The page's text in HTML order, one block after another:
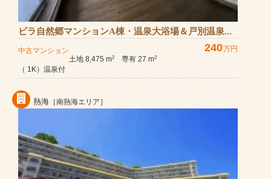
ビラ自然郷マンションA棟・温泉大浴場＆戸別温泉...
中古マンション 240万円
土地 8,475 m2 専有 27 m2
（ 1K）温泉付
熱海 ［南熱海エリア］